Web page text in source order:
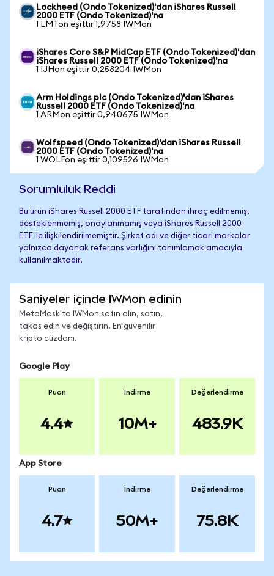
Lockheed (Ondo Tokenized)'dan iShares Russell
2000 ETF (Ondo Tokenized)'na
1 LMTon eşittir 1,9758 IWMon
iShares Core S&P MidCap ETF (Ondo Tokenized)'dan
iShares Russell 2000 ETF (Ondo Tokenized)'na
1 IJHon eşittir 0,258204 IWMon
Arm Holdings plc (Ondo Tokenized)'dan iShares
Russell 2000 ETF (Ondo Tokenized)'na
1 ARMon eşittir 0,940675 IWMon
Wolfspeed (Ondo Tokenized)'dan iShares Russell
2000 ETF (Ondo Tokenized)'na
1 WOLFon eşittir 0,109526 IWMon
Sorumluluk Reddi
Bu ürün iShares Russell 2000 ETF tarafından ihraç edilmemiş,
desteklenmemiş, onaylanmamış veya iShares Russell 2000
ETF ile ilişkilendirilmemiştir. Şirket adı ve diğer ticari markalar
yalnızca dayanak referans varlığını tanımlamak amacıyla
kullanılmaktadır.
Saniyeler içinde IWMon edinin
MetaMask'ta IWMon satın alın, satın,
takas edin ve değiştirin. En güvenilir
kripto cüzdanı.
Google Play
Puan
4.4
İndirme
10M+
Değerlendirme
483.9K
App Store
Puan
4.7
İndirme
50M+
Değerlendirme
75.8K